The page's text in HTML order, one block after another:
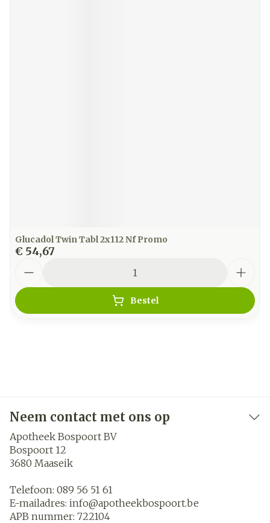
Glucadol Twin Tabl 2x112 Nf Promo
€ 54,67
Bestel
Neem contact met ons op
Apotheek Bospoort BV
Bospoort 12
3680 Maaseik
Telefoon: 089 56 51 61
E-mailadres: info@apotheekbospoort.be
APB nummer: 722104